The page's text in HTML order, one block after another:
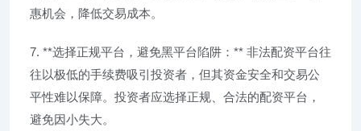
惠机会，降低交易成本。
7. **选择正规平台，避免黑平台陷阱：** 非法配资平台往
往以极低的手续费吸引投资者，但其资金安全和交易公
平性难以保障。投资者应选择正规、合法的配资平台，
避免因小失大。